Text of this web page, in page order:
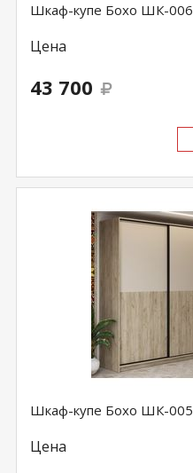
Шкаф-купе Бохо ШК-006
Цена
43 700
Шкаф-купе Бохо ШК-005
Цена